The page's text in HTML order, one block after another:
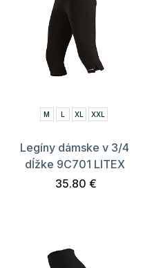
M L XL XXL
Legíny dámske v 3/4
dĺžke 9C701 LITEX
35.80 €